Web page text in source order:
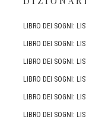
LIBRO DEI SOGNI:
LIBRO DEI SOGNI:
LIBRO DEI SOGNI:
LIBRO DEI SOGNI:
LIBRO DEI SOGNI:
LIBRO DEI SOGNI: